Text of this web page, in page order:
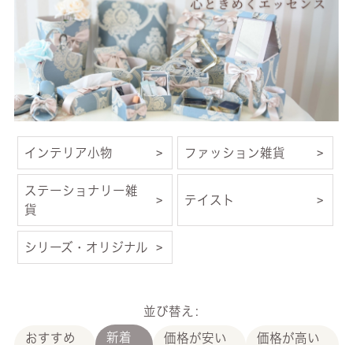
インテリア小物 ファッション雑貨
ステーショナリー雑
貨
テイスト
シリーズ・オリジナル
並び替え
おすすめ
新着
価格が安い
価格が高い